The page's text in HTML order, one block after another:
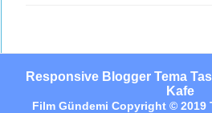
Responsive Blogger Tema
Kafe
Film Gündemi Copyright © 2019